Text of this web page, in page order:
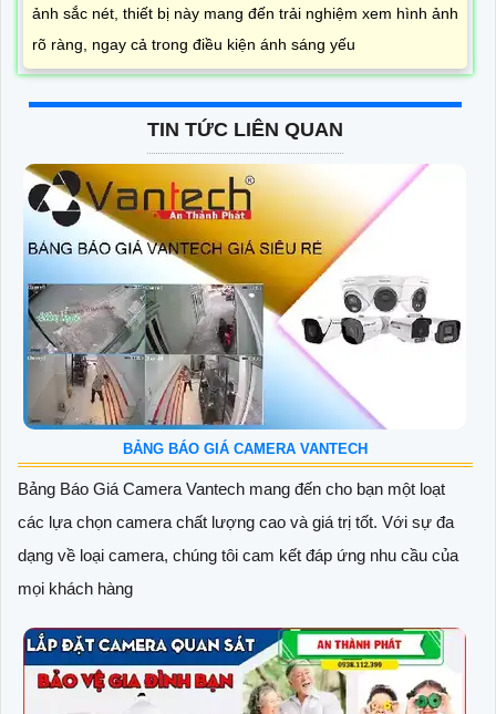
ảnh sắc nét, thiết bị này mang đến trải nghiệm xem hình ảnh
rõ ràng, ngay cả trong điều kiện ánh sáng yếu
TIN TỨC LIÊN QUAN
BẢNG BÁO GIÁ CAMERA VANTECH
Bảng Báo Giá Camera Vantech mang đến cho bạn một loạt
các lựa chọn camera chất lượng cao và giá trị tốt. Với sự đa
dạng về loại camera, chúng tôi cam kết đáp ứng nhu cầu của
mọi khách hàng